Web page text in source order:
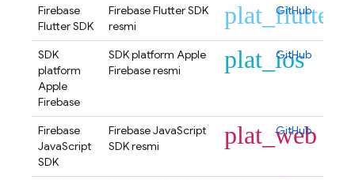
Firebase
Flutter SDK
Firebase Flutter SDK
resmi
plat_flutter
GitHub
SDK
platform
Apple
Firebase
SDK platform Apple
Firebase resmi
plat_ios
GitHub
Firebase
JavaScript
SDK
Firebase JavaScript
SDK resmi
plat_web
GitHub